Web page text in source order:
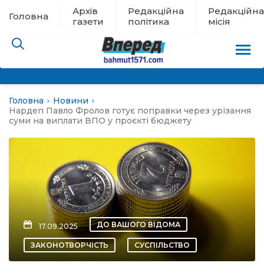
Головна
Архів
газети
Редакційна
політика
Редакційна
місія
евакуації
новини
Головна
Новини
Нардеп Павло Фролов готує поправки через урізання
суми на виплати ВПО у проєкті бюджету
17.09.2025 ДО ВАШОГО ВІДОМА
ЗАКОНОТВОРЧІСТЬ СУСПІЛЬСТВО